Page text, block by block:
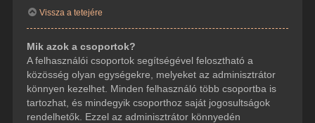
Vissza a tetejére
Mik azok a csoportok?
A felhasználói csoportok segítségével felosztható a
közösség olyan egységekre, melyeket az adminisztrátor
könnyen kezelhet. Minden felhasználó több csoportba is
tartozhat, és mindegyik csoporthoz saját jogosultságok
rendelhetők. Ezzel az adminisztrátor könnyedén